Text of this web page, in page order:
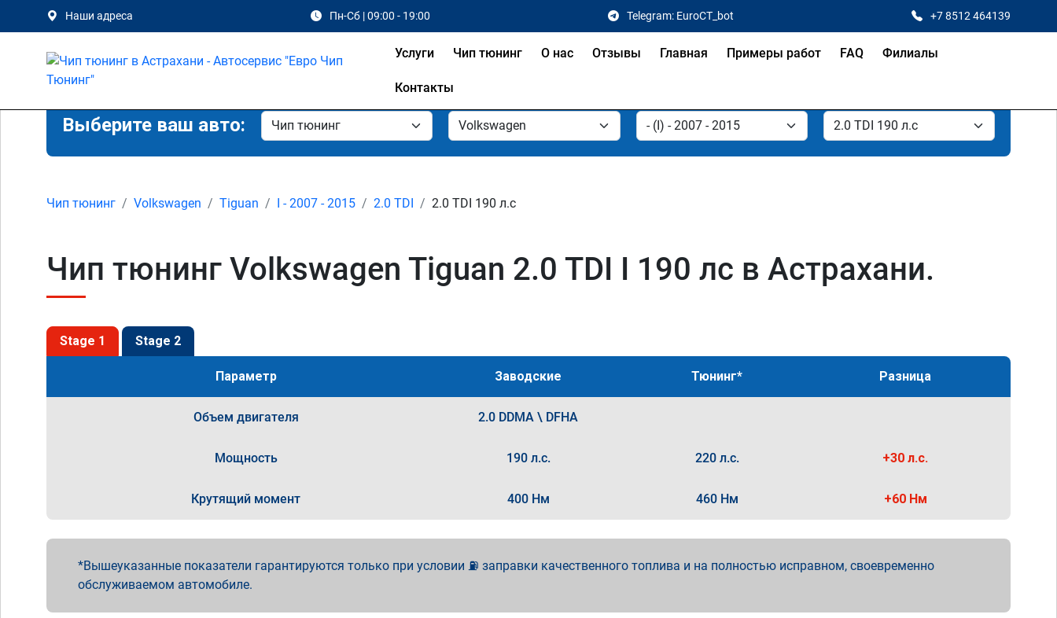
Наши адреса Пн-Сб | 09:00 - 19:00 Telegram: EuroCT_bot +7 8512 464139
Услуги Чип тюнинг О нас Отзывы Главная Примеры работ FAQ Филиалы
Контакты
Выберите ваш авто:
Чип тюнинг Volkswagen Tiguan I - 2007 - 2015 2.0 TDI 2.0 TDI 190 л.с
Чип тюнинг Volkswagen Tiguan 2.0 TDI I 190 лс в Астрахани.
Stage 1 Stage 2
Параметр Заводские Тюнинг* Разница
Объем двигателя 2.0 DDMA \ DFHA
Мощность 190 л.с. 220 л.с. +30 л.с.
Крутящий момент 400 Нм 460 Нм +60 Нм
Вышеуказанные показатели гарантируются только при условии ⛽ заправки качественного топлива и на полностью исправном, своевременно
обслуживаемом автомобиле.